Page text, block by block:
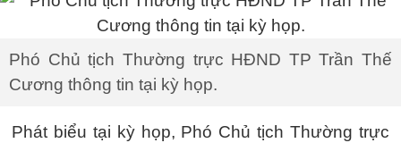
Phó Chủ tịch Thường trực HĐND TP Trần Thế
Cương thông tin tại kỳ họp.
Phát biểu tại kỳ họp, Phó Chủ tịch Thường trực